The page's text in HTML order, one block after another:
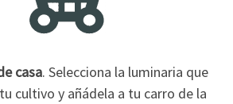
casa. Selecciona la luminaria que
cultivo y añádela a tu carro de la